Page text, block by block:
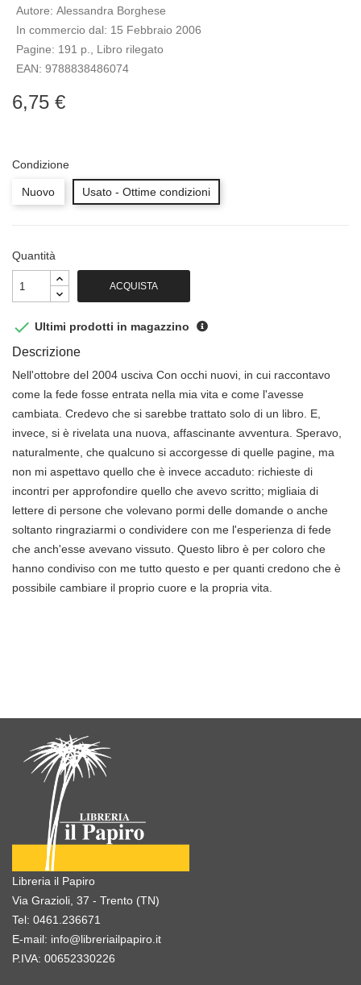
Autore: Alessandra Borghese
In commercio dal: 15 Febbraio 2006
Pagine: 191 p., Libro rilegato
EAN: 9788838486074
6,75 €
Condizione
Nuovo Usato - Ottime condizioni
Quantità
ACQUISTA
 Ultimi prodotti in magazzino
Descrizione
Nell'ottobre del 2004 usciva Con occhi nuovi, in cui raccontavo
come la fede fosse entrata nella mia vita e come l'avesse
cambiata. Credevo che si sarebbe trattato solo di un libro. E,
invece, si è rivelata una nuova, affascinante avventura. Speravo,
naturalmente, che qualcuno si accorgesse di quelle pagine, ma
non mi aspettavo quello che è invece accaduto: richieste di
incontri per approfondire quello che avevo scritto; migliaia di
lettere di persone che volevano pormi delle domande o anche
soltanto ringraziarmi o condividere con me l'esperienza di fede
che anch'esse avevano vissuto. Questo libro è per coloro che
hanno condiviso con me tutto questo e per quanti credono che è
possibile cambiare il proprio cuore e la propria vita.
Libreria il Papiro
Via Grazioli, 37 - Trento (TN)
Tel: 0461.236671
E-mail: info@libreriailpapiro.it
P.IVA: 00652330226